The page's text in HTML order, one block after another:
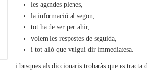
les agendes plenes,
la informació al segon,
tot ha de ser per ahir,
volem les respostes de seguida,
i tot allò que vulgui dir immediatesa.
Si busques als diccionaris trobaràs que es